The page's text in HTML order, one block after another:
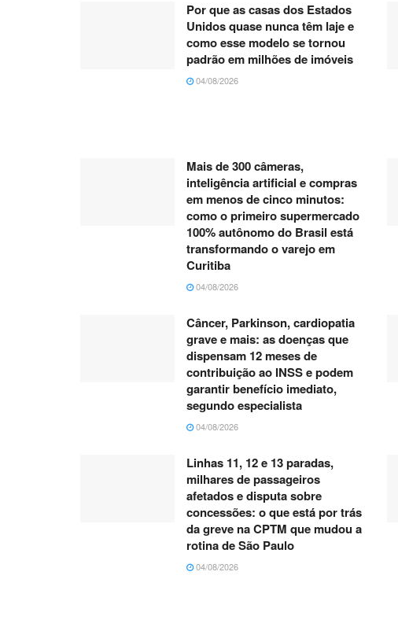
Por que as casas dos Estados
Unidos quase nunca têm laje e
como esse modelo se tornou
padrão em milhões de imóveis
04/08/2026
Mais de 300 câmeras,
inteligência artificial e compras
em menos de cinco minutos:
como o primeiro supermercado
100% autônomo do Brasil está
transformando o varejo em
Curitiba
04/08/2026
Câncer, Parkinson, cardiopatia
grave e mais: as doenças que
dispensam 12 meses de
contribuição ao INSS e podem
garantir benefício imediato,
segundo especialista
04/08/2026
Linhas 11, 12 e 13 paradas,
milhares de passageiros
afetados e disputa sobre
concessões: o que está por trás
da greve na CPTM que mudou a
rotina de São Paulo
04/08/2026